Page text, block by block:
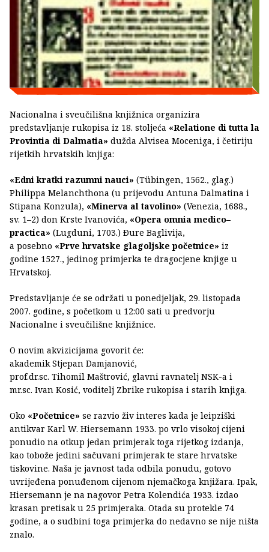
Nacionalna i sveučilišna knjižnica organizira
predstavljanje rukopisa iz 18. stoljeća «Relatione di tutta la
Provintia di Dalmatia» dužda Alvisea Moceniga, i četiriju
rijetkih hrvatskih knjiga:
«Edni kratki razumni nauci» (Tübingen, 1562., glag.)
Philippa Melanchthona (u prijevodu Antuna Dalmatina i
Stipana Konzula), «Minerva al tavolino» (Venezia, 1688.,
sv. 1–2) don Krste Ivanovića, «Opera omnia medico–
practica» (Lugduni, 1703.) Ðure Baglivija,
a posebno «Prve hrvatske glagoljske početnice» iz
godine 1527., jedinog primjerka te dragocjene knjige u
Hrvatskoj.
Predstavljanje će se održati u ponedjeljak, 29. listopada
2007. godine, s početkom u 12:00 sati u predvorju
Nacionalne i sveučilišne knjižnice.
O novim akvizicijama govorit će:
akademik Stjepan Damjanović,
prof.dr.sc. Tihomil Maštrović, glavni ravnatelj NSK-a i
mr.sc. Ivan Kosić, voditelj Zbrike rukopisa i starih knjiga.
Oko «Početnice» se razvio živ interes kada je leipziški
antikvar Karl W. Hiersemann 1933. po vrlo visokoj cijeni
ponudio na otkup jedan primjerak toga rijetkog izdanja,
kao tobože jedini sačuvani primjerak te stare hrvatske
tiskovine. Naša je javnost tada odbila ponudu, gotovo
uvrijeđena ponuđenom cijenom njemačkoga knjižara. Ipak,
Hiersemann je na nagovor Petra Kolendića 1933. izdao
krasan pretisak u 25 primjeraka. Otada su protekle 74
godine, a o sudbini toga primjerka do nedavno se nije ništa
znalo.